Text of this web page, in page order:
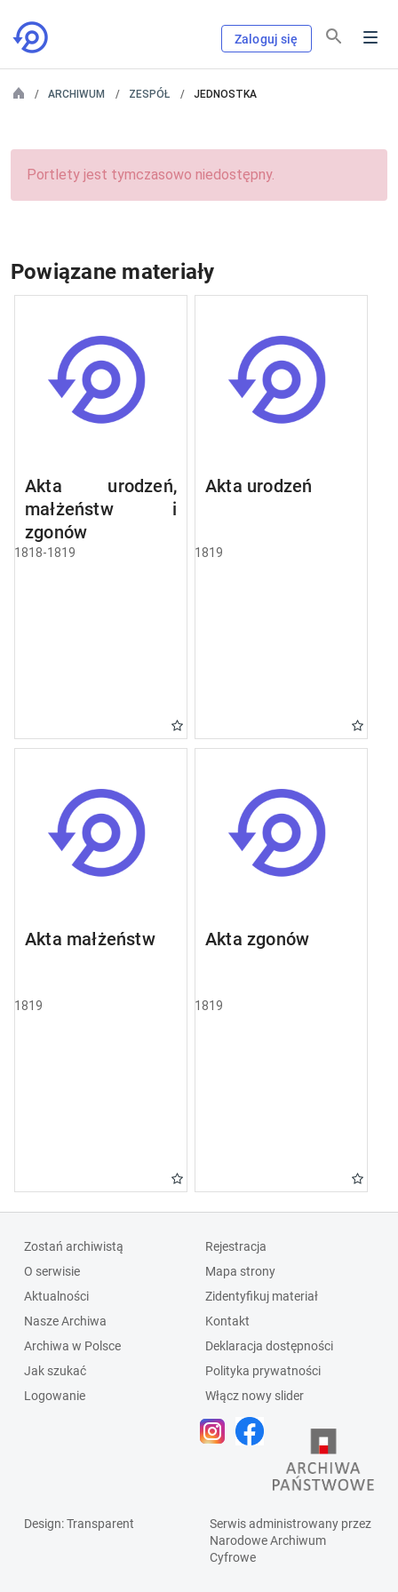
Zaloguj się
ARCHIWUM ZESPÓŁ JEDNOSTKA
Portlety jest tymczasowo niedostępny.
Powiązane materiały
Akta urodzeń,
małżeństw i
zgonów
1818-1819
Akta urodzeń
1819
Akta małżeństw
1819
Akta zgonów
1819
Zostań archiwistą
O serwisie
Aktualności
Nasze Archiwa
Archiwa w Polsce
Jak szukać
Logowanie
Rejestracja
Mapa strony
Zidentyfikuj materiał
Kontakt
Deklaracja dostępności
Polityka prywatności
Włącz nowy slider
Design: Transparent
Serwis administrowany przez
Narodowe Archiwum
Cyfrowe